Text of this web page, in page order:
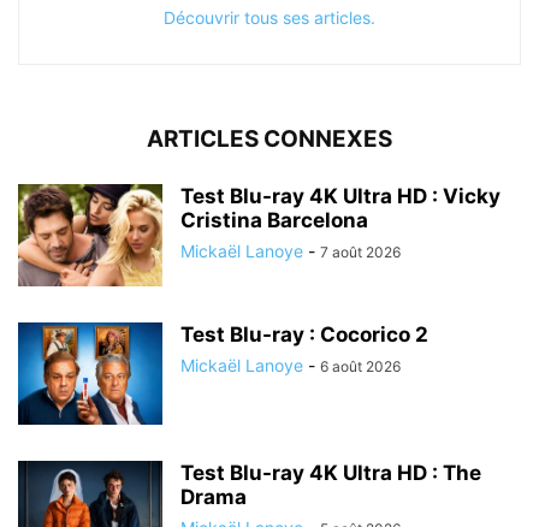
Découvrir tous ses articles.
ARTICLES CONNEXES
Test Blu-ray 4K Ultra HD : Vicky
Cristina Barcelona
Mickaël Lanoye - 7 août 2026
Test Blu-ray : Cocorico 2
Mickaël Lanoye - 6 août 2026
Test Blu-ray 4K Ultra HD : The
Drama